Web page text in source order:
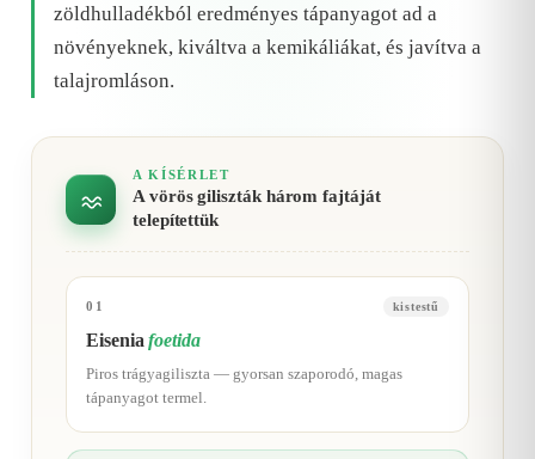
zöldhulladékból eredményes tápanyagot ad a
növényeknek, kiváltva a kemikáliákat, és javítva a
talajromláson.
A KÍSÉRLET
A vörös giliszták három fajtáját
telepítettük
01 kistestű
Eiseniafoetida
Piros trágyagiliszta — gyorsan szaporodó, magas
tápanyagot termel.